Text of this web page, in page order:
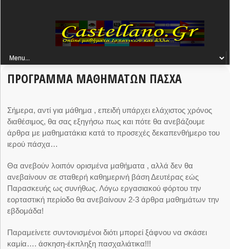
ΠΡΟΓΡΑΜΜΑ ΜΑΘΗΜΑΤΩΝ ΠΑΣΧΑ
Σήμερα, αντί για μάθημα , επειδή υπάρχει ελάχιστος χρόνος
διαθέσιμος, θα σας εξηγήσω πως και πότε θα ανεβάζουμε
άρθρα με μαθηματάκια κατά το προσεχές δεκαπενθήμερο του
ιερού πάσχα…
Θα ανεβούν λοιπόν ορισμένα μαθήματα , αλλά δεν θα
ανεβαίνουν σε σταθερή καθημερινή βάση Δευτέρας εώς
Παρασκευής ως συνήθως. Λόγω εργασιακού φόρτου την
εορταστική περίοδο θα ανεβαίνουν 2-3 άρθρα μαθημάτων την
εβδομάδα!
Παραμείνετε συντονισμένοι διότι μπορεί ξάφνου να σκάσει
καμία…. άσκηση-έκπληξη πασχαλιάτικα!!!